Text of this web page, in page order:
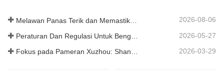
2026-08-06
2026-05-27
2026-03-29